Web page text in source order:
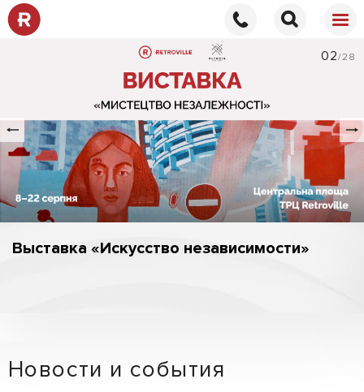
Выставка «Искусство независимости»
02/28
Новости и события